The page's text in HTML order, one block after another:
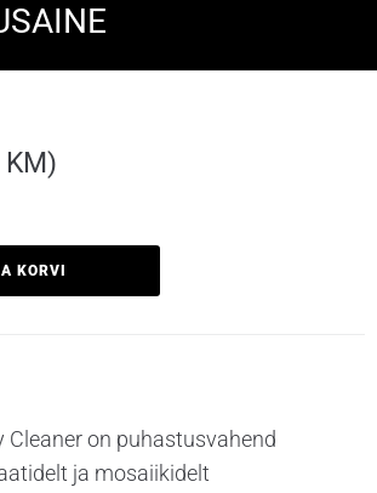
KM)
KORVI
Cleaner on puhastusvahend
ja mosaiikidelt